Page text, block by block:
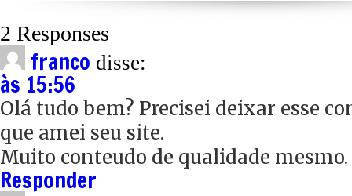
2 Responses
franco disse:
às 15:56
Olá tudo bem? Precisei deixar esse
que amei seu site.
Muito conteudo de qualidade
Responder